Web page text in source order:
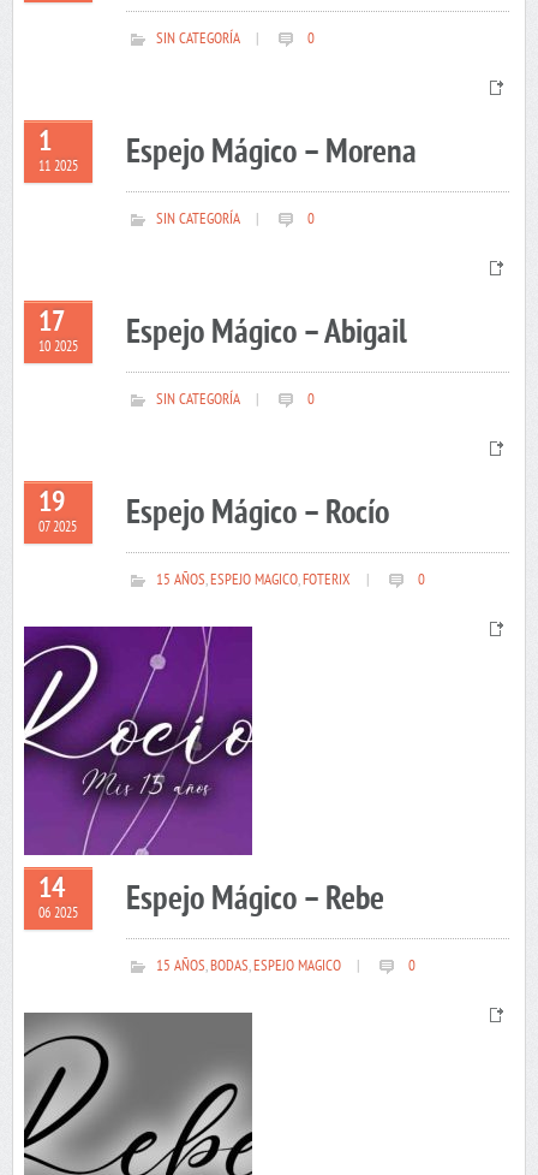
SIN CATEGORÍA 0
1
11 2025 Espejo Mágico – Morena
SIN CATEGORÍA 0
17
10 2025 Espejo Mágico – Abigail
SIN CATEGORÍA 0
19
07 2025 Espejo Mágico – Rocío
15 AÑOS,ESPEJO MAGICO,FOTERIX 0
14
06 2025 Espejo Mágico – Rebe
15 AÑOS,BODAS,ESPEJO MAGICO 0